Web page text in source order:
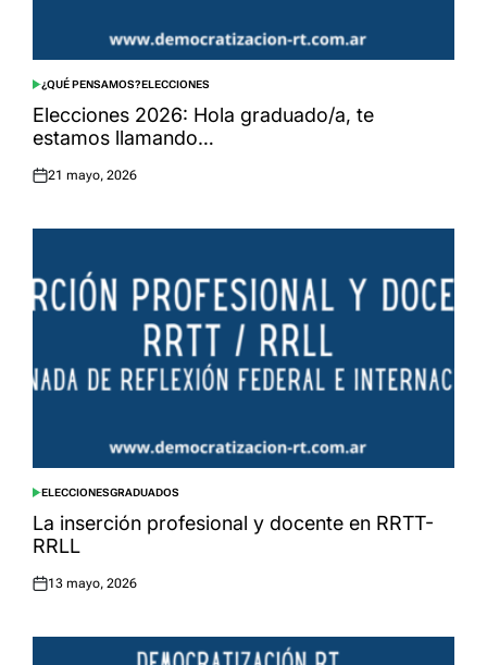
POSTED
IN
¿QUÉ PENSAMOS?ELECCIONES
Elecciones 2026: Hola graduado/a, te
estamos llamando…
Posted
21 mayo, 2026
POSTED
IN
ELECCIONESGRADUADOS
La inserción profesional y docente en RRTT-
RRLL
Posted
13 mayo, 2026